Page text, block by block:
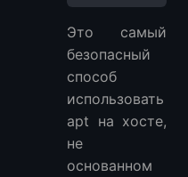
Это самый
безопасный
способ
использовать
apt на хосте,
не
основанном